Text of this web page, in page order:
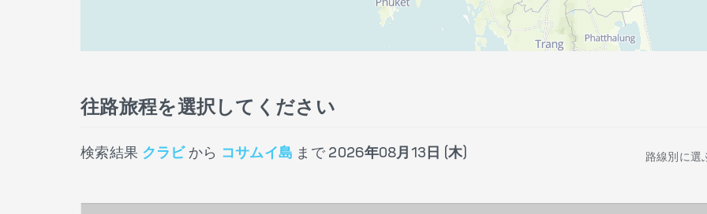
往路旅程を選択してください
検索結果 クラビ から コサムイ島 まで 2026年08月13日 (木) 路線別に選